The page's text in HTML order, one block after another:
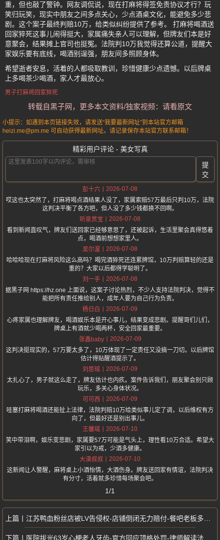
重，但也敲了警钟。网友调侃说，现在打麻将得签免责协议才行？玩
笑归玩笑，现实中朋友之间多点关心，少点酒桌文化，能避免多少悲
剧。这个案子最终判赔10万，给类似纠纷提供了参考。 打麻将喝酒送
回家猝死这事儿闹得挺大，家属痛失亲人可以理解，但牌友们本是好
意聚会，结果摊上官司也挺冤。法院判10万我觉得还算公道，提醒大
家娱乐要有底线，喝酒别逞强，朋友间多照顾身体。
希望逝者安息，活着的人都吸取教训，珍惜健康少点遗憾。以后牌桌
上多喝茶少喝酒，家人才最放心。
男子打麻将回家猝死
转载自黑子网，更多本文资料/独家视频：请看原文
小提示：如遇到本页链接失效，请发送“我要最新网址”到本站官方邮箱
heizi.me@pm.me 可自动获得最新网址。请记录保存本站官方联系邮箱！
精彩用户评论 - 美女写真
提
交
彭十六
2026-07-08
哎这也太突然了，打麻将喝点酒结果人没了，家属索赔57万最后只判10万，法院
这判决平衡了各方吧，但人没了多少钱都换不回啊。
听泉赏宝
2026-07-08
看到新闻直叹气，牌友们送回家已经够意思了，还被起诉，生活里聚会真得悠着
点，喝酒前想想家里人。
吴尔渥
2026-07-08
哈哈哈现在打麻将风险这么高吗？喝完酒猝死还连累牌馆，10万判赔算轻的还是
重的？大家以后都得学聪明了。
刘一手
2026-07-08
据黑子网 https://hz.one 上面说，这案子讨论热烈，不少人支持法院判决，觉得不
能把所有责任推给别人，成年人要为自己行为负责。
杨日白
2026-07-09
心疼家属也理解牌友，喝酒娱乐本是开心事儿，结果变成悲剧。提醒哥们儿们，
牌桌上有酒就少喝两杯，安全回家最重要。
张鑫baby
2026-07-09
这判决挺现实的，57万要太多了，10万体现了一定责任又没搞一刀切。以后牌馆
估计得贴醒酒提示了。
刘思瑶
2026-07-09
太扎心了，男子就这么走了，牌友估计也内疚。案件告诉我们，朋友聚会别只顾
玩乐，多关心身体状况。
可可西
2026-07-09
哇塞打麻将喝酒还能扯上法律，法院判赔10万给类似事儿定了调，以后维权有方
向了，但最好还是别出事儿。
王馨瑶
2026-07-10
笑中带泪啊，娱乐变悲剧，家属要57万可能是气头上，理性看10万合适。希望大
家引以为戒，少酒多健康。
大漠叔叔
2026-07-10
这新闻让人警醒，麻将桌上小酒怡情，大酒伤身。牌友送回家有情谊，法院判决
有分寸，活着就多珍惜每场聚会吧。
1/1
江苏鸭血粉丝店被LV告侵权-店铺倒闭无力赔付-餐吧老板多次修改仍遭起诉
医院拔光63岁心梗老人牙齿-官方回应顶格处罚-律师解读法律责任